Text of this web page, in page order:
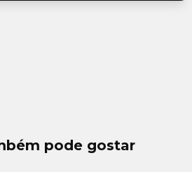
pode gostar